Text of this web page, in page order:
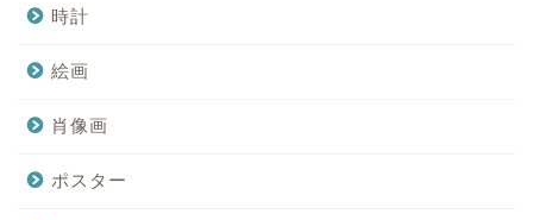
時計
絵画
肖像画
ポスター